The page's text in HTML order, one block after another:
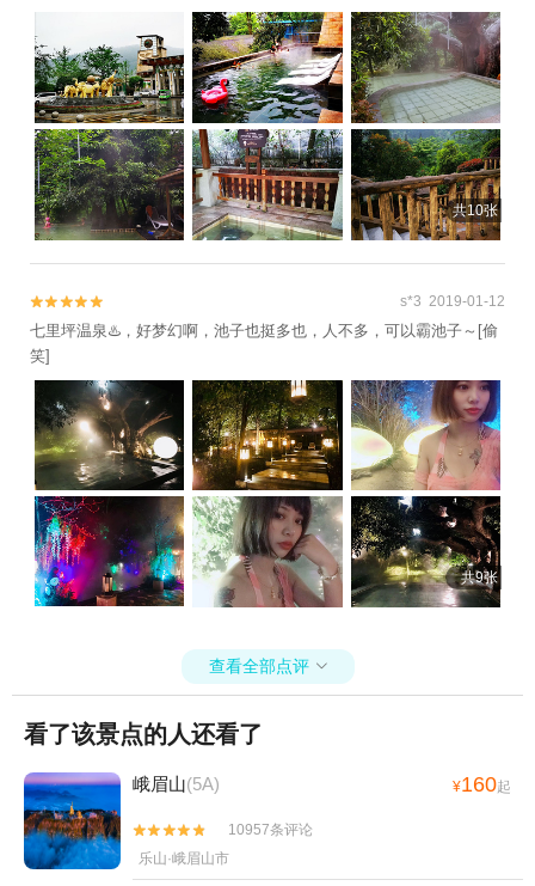
共10张

 s*3 2019-01-12
七里坪温泉♨️，好梦幻啊，池子也挺多也，人不多，可以霸池子～[偷
笑]
共9张
查看全部点评 
看了该景点的人还看了
峨眉山(5A) ¥160起


10957条评论
乐山·峨眉山市